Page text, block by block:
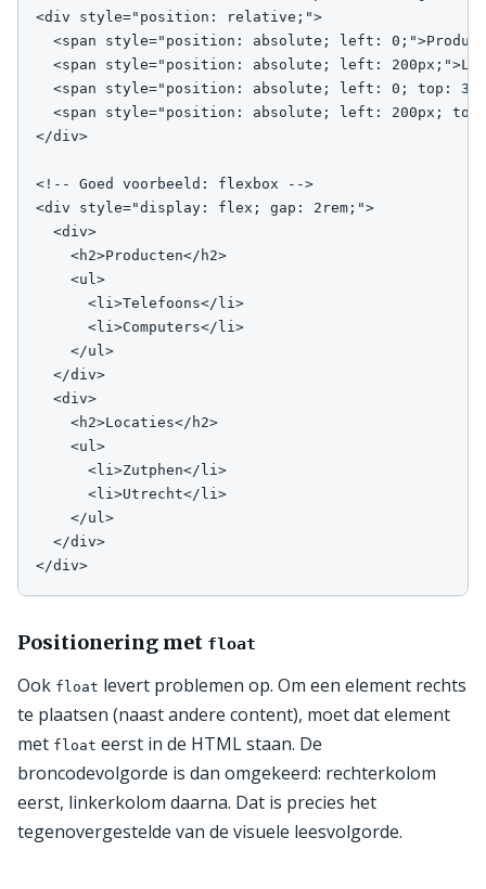
<div style="position: relative;">
<span style="position: absolute; left:
<span style="position: absolute; left:
<span style="position: absolute; left: 0; top:
<span style="position: absolute; left: 200px;
</div>
<!-- Goed voorbeeld: flexbox -->
<div style="display: flex; gap: 2rem;">
  <div>
    <h2>Producten</h2>
    <ul>
      <li>Telefoons</li>
      <li>Computers</li>
    </ul>
  </div>
  <div>
    <h2>Locaties</h2>
    <ul>
      <li>Zutphen</li>
      <li>Utrecht</li>
    </ul>
  </div>
</div>
Positionering met float
Ook float levert problemen op. Om een element rechts
te plaatsen (naast andere content), moet dat element
met float eerst in de HTML staan. De
broncodevolgorde is dan omgekeerd: rechterkolom
eerst, linkerkolom daarna. Dat is precies het
tegenovergestelde van de visuele leesvolgorde.